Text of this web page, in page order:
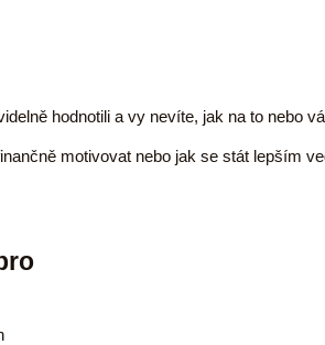
hodnotili a vy nevíte, jak na to nebo
motivovat nebo jak se stát lepším